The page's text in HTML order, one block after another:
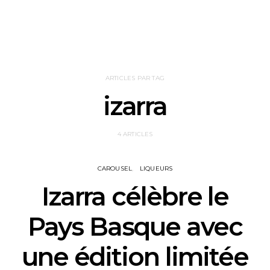
ARTICLES PAR TAG
izarra
4 ARTICLES
CAROUSEL LIQUEURS
Izarra célèbre le
Pays Basque avec
une édition limitée